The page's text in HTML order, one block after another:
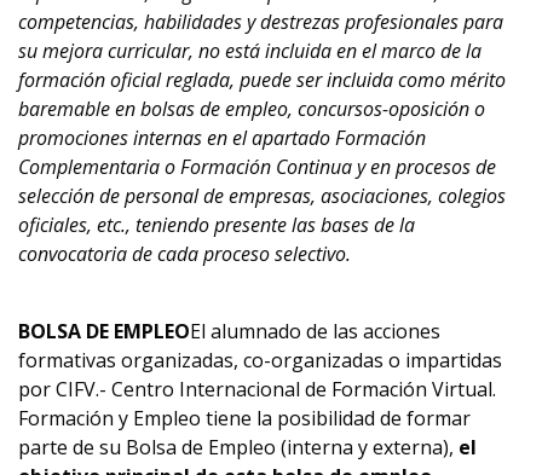
competencias, habilidades y destrezas profesionales para
sumejora curricular, no está incluida en el marco de la
formación oficial reglada, puede ser incluida como mérito
baremable en bolsas de empleo, concursos-oposición o
promociones internas en el apartado Formación
Complementaria o Formación Continua y en procesos de
selección de personal de empresas, asociaciones, colegios
oficiales, etc., teniendo presentelas bases de la
convocatoria de cada proceso selectivo.
BOLSA DE EMPLEOEl alumnado de las acciones
formativas organizadas, co-organizadas o impartidas
por CIFV.- Centro Internacional de Formación Virtual.
Formación y Empleo tiene la posibilidad de formar
parte de su Bolsa de Empleo (interna y externa), el